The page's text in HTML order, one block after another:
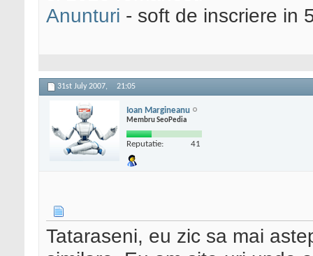
Anunturi - soft de inscriere in
31st July 2007, 21:05
Ioan Margineanu
Membru SeoPedia
Reputatie: 41
Tataraseni, eu zic sa mai